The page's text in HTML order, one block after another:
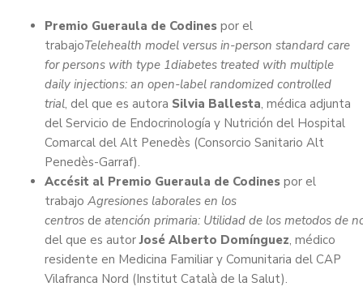
Premio Gueraula de Codines por el
trabajoTelehealth model versus in-person standard care
for persons with type 1diabetes treated with multiple
daily injections: an open-label randomized controlled
trial, del que es autora Silvia Ballesta, médica adjunta
del Servicio de Endocrinología y Nutrición del Hospital
Comarcal del Alt Penedès (Consorcio Sanitario Alt
Penedès-Garraf).
Accésit al Premio Gueraula de Codines por el
trabajo Agresiones laborales en los
centros de atención primaria: Utilidad de los metodos de
del que es autorJosé Alberto Domínguez, médico
residente en Medicina Familiar y Comunitaria del CAP
Vilafranca Nord (Institut Català de la Salut).